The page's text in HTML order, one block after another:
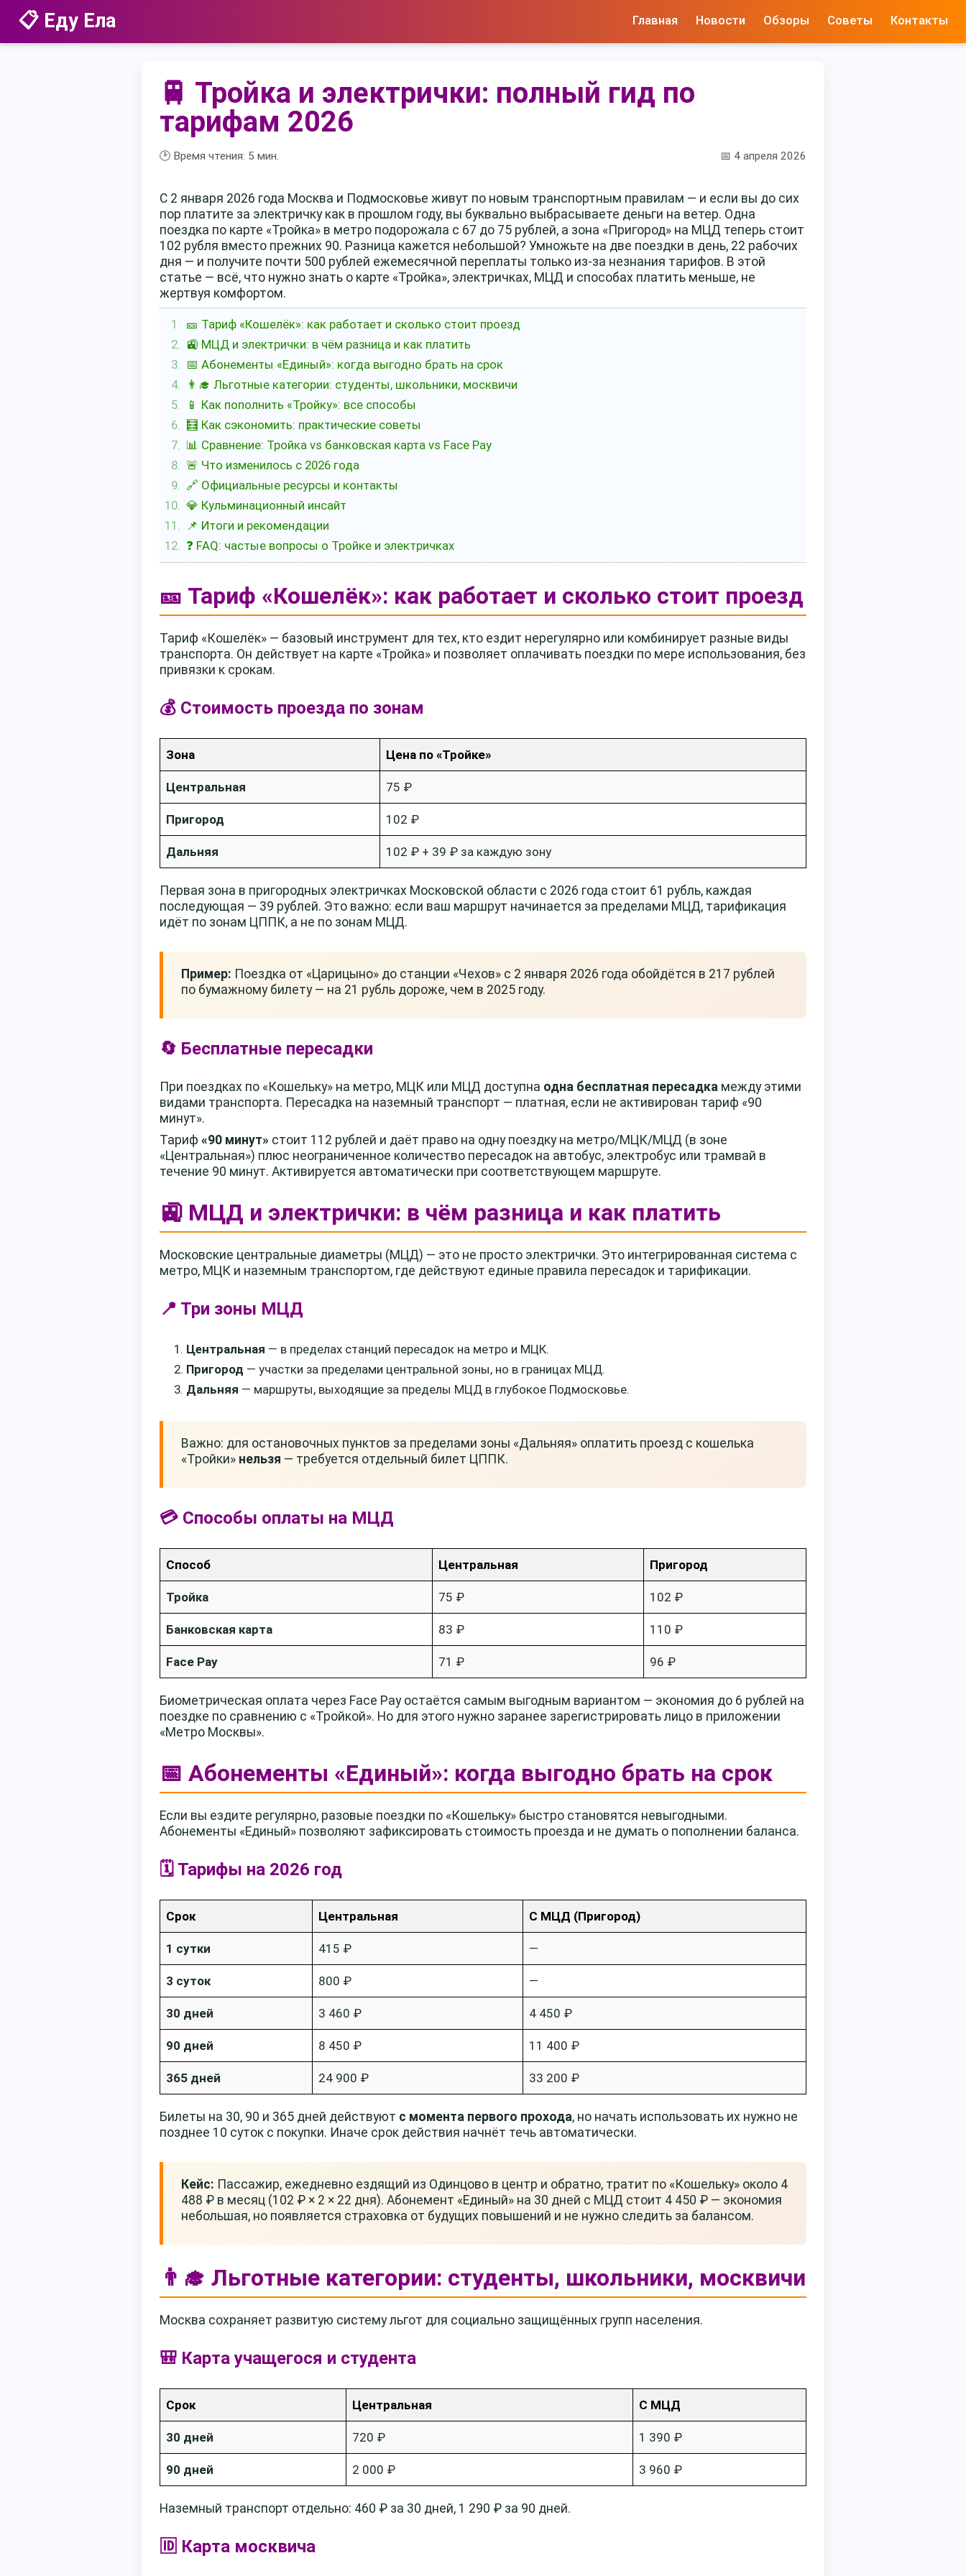
📋 Еду Ела Главная Новости Обзоры Советы Контакты
🚆 Тройка и электрички: полный гид по
тарифам 2026
🕑 Время чтения: 5 мин. 📅 4 апреля 2026
С 2 января 2026 года Москва и Подмосковье живут по новым транспортным правилам — и если вы до сих
пор платите за электричку как в прошлом году, вы буквально выбрасываете деньги на ветер. Одна
поездка по карте «Тройка» в метро подорожала с 67 до 75 рублей, а зона «Пригород» на МЦД теперь стоит
102 рубля вместо прежних 90. Разница кажется небольшой? Умножьте на две поездки в день, 22 рабочих
дня — и получите почти 500 рублей ежемесячной переплаты только из-за незнания тарифов. В этой
статье — всё, что нужно знать о карте «Тройка», электричках, МЦД и способах платить меньше, не
жертвуя комфортом.
🎫 Тариф «Кошелёк»: как работает и сколько стоит проезд
🚉 МЦД и электрички: в чём разница и как платить
📅 Абонементы «Единый»: когда выгодно брать на срок
👨‍🎓 Льготные категории: студенты, школьники, москвичи
📱 Как пополнить «Тройку»: все способы
🧮 Как сэкономить: практические советы
📊 Сравнение: Тройка vs банковская карта vs Face Pay
🚨 Что изменилось с 2026 года
🔗 Официальные ресурсы и контакты
💎 Кульминационный инсайт
📌 Итоги и рекомендации
❓ FAQ: частые вопросы о Тройке и электричках
🎫 Тариф «Кошелёк»: как работает и сколько стоит проезд
Тариф «Кошелёк» — базовый инструмент для тех, кто ездит нерегулярно или комбинирует разные виды
транспорта. Он действует на карте «Тройка» и позволяет оплачивать поездки по мере использования, без
привязки к срокам.
💰 Стоимость проезда по зонам
Зона Цена по «Тройке»
Центральная 75 ₽
Пригород 102 ₽
Дальняя 102 ₽ + 39 ₽ за каждую зону
Первая зона в пригородных электричках Московской области с 2026 года стоит 61 рубль, каждая
последующая — 39 рублей. Это важно: если ваш маршрут начинается за пределами МЦД, тарификация
идёт по зонам ЦППК, а не по зонам МЦД.
Пример: Поездка от «Царицыно» до станции «Чехов» с 2 января 2026 года обойдётся в 217 рублей
по бумажному билету — на 21 рубль дороже, чем в 2025 году.
🔄 Бесплатные пересадки
При поездках по «Кошельку» на метро, МЦК или МЦД доступна одна бесплатная пересадка между этими
видами транспорта. Пересадка на наземный транспорт — платная, если не активирован тариф «90
минут».
Тариф «90 минут» стоит 112 рублей и даёт право на одну поездку на метро/МЦК/МЦД (в зоне
«Центральная») плюс неограниченное количество пересадок на автобус, электробус или трамвай в
течение 90 минут. Активируется автоматически при соответствующем маршруте.
🚉 МЦД и электрички: в чём разница и как платить
Московские центральные диаметры (МЦД) — это не просто электрички. Это интегрированная система с
метро, МЦК и наземным транспортом, где действуют единые правила пересадок и тарификации.
📍 Три зоны МЦД
Центральная — в пределах станций пересадок на метро и МЦК.
Пригород — участки за пределами центральной зоны, но в границах МЦД.
Дальняя — маршруты, выходящие за пределы МЦД в глубокое Подмосковье.
Важно: для остановочных пунктов за пределами зоны «Дальняя» оплатить проезд с кошелька
«Тройки» нельзя — требуется отдельный билет ЦППК.
💳 Способы оплаты на МЦД
Способ Центральная Пригород
Тройка 75 ₽ 102 ₽
Банковская карта 83 ₽ 110 ₽
Face Pay 71 ₽ 96 ₽
Биометрическая оплата через Face Pay остаётся самым выгодным вариантом — экономия до 6 рублей на
поездке по сравнению с «Тройкой». Но для этого нужно заранее зарегистрировать лицо в приложении
«Метро Москвы».
📅 Абонементы «Единый»: когда выгодно брать на срок
Если вы ездите регулярно, разовые поездки по «Кошельку» быстро становятся невыгодными.
Абонементы «Единый» позволяют зафиксировать стоимость проезда и не думать о пополнении баланса.
🗓️ Тарифы на 2026 год
Срок Центральная С МЦД (Пригород)
1 сутки 415 ₽ —
3 суток 800 ₽ —
30 дней 3 460 ₽ 4 450 ₽
90 дней 8 450 ₽ 11 400 ₽
365 дней 24 900 ₽ 33 200 ₽
Билеты на 30, 90 и 365 дней действуют с момента первого прохода, но начать использовать их нужно не
позднее 10 суток с покупки. Иначе срок действия начнёт течь автоматически.
Кейс: Пассажир, ежедневно ездящий из Одинцово в центр и обратно, тратит по «Кошельку» около 4
488 ₽ в месяц (102 ₽ × 2 × 22 дня). Абонемент «Единый» на 30 дней с МЦД стоит 4 450 ₽ — экономия
небольшая, но появляется страховка от будущих повышений и не нужно следить за балансом.
👨‍🎓 Льготные категории: студенты, школьники, москвичи
Москва сохраняет развитую систему льгот для социально защищённых групп населения.
🎒 Карта учащегося и студента
Срок Центральная С МЦД
30 дней 720 ₽ 1 390 ₽
90 дней 2 000 ₽ 3 960 ₽
Наземный транспорт отдельно: 460 ₽ за 30 дней, 1 290 ₽ за 90 дней.
🆔 Карта москвича